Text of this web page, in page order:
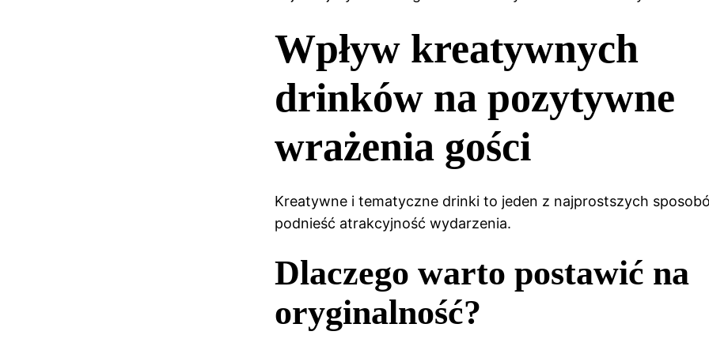
Wpływ kreatywnych
drinków na pozytywne
wrażenia gości
Kreatywne i tematyczne drinki to jeden z najprostszych
podnieść atrakcyjność wydarzenia.
Dlaczego warto postawić na
oryginalność?